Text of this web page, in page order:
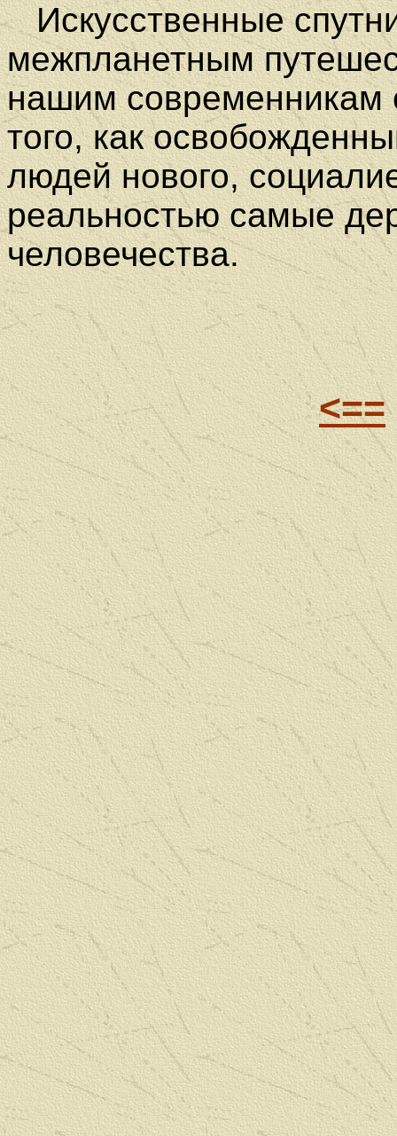
Искусственные
межпланетным
нашим современникам
того, как
людей нового,
реальностью самые
человечества.
<==